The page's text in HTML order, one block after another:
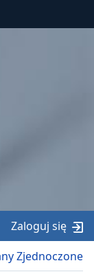
Zjednoczone
Zaloguj się